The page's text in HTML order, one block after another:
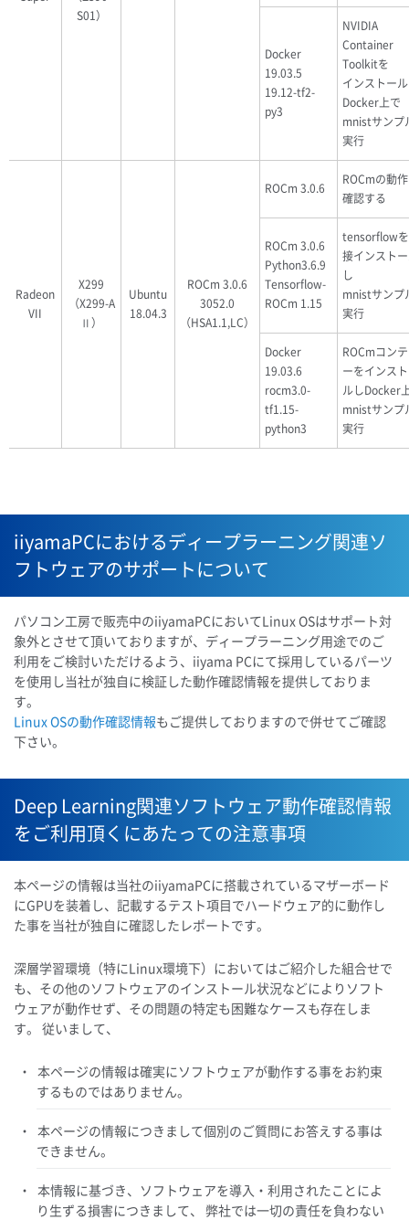
S01）
Docker
19.03.5
19.12-tf2-
py3
NVIDIA
Container
Toolkitを
インストー
Docker上で
mnistサンプ
実行
Radeon
VII
X299
（X299-A
Ⅱ）
Ubuntu
18.04.3
ROCm 3.0.6
3052.0
（HSA1.1,LC）
ROCm 3.0.6
ROCmの動
確認する
ROCm 3.0.6
Python3.6.9
Tensorflow-
ROCm 1.15
tensorflow
接インスト
し
mnistサンプ
実行
Docker
19.03.6
rocm3.0-
tf1.15-
python3
ROCmコン
ーをインス
ルしDocker
mnistサンプ
実行
iiyamaPCにおけるディープラーニング関連ソ
フトウェアのサポートについて
パソコン工房で販売中のiiyamaPCにおいてLinux OSはサポート対
象外とさせて頂いておりますが、ディープラーニング用途でのご
利用をご検討いただけるよう、iiyama PCにて採用しているパーツ
を使用し当社が独自に検証した動作確認情報を提供しておりま
す。
Linux OSの動作確認情報もご提供しておりますので併せてご確認
下さい。
Deep Learning関連ソフトウェア動作確認情報
をご利用頂くにあたっての注意事項
本ページの情報は当社のiiyamaPCに搭載されているマザーボード
にGPUを装着し、記載するテスト項目でハードウェア的に動作し
た事を当社が独自に確認したレポートです。
深層学習環境（特にLinux環境下）においてはご紹介した組合せで
も、その他のソフトウェアのインストール状況などによりソフト
ウェアが動作せず、その問題の特定も困難なケースも存在しま
す。 従いまして、
本ページの情報は確実にソフトウェアが動作する事をお約束
するものではありません。
本ページの情報につきまして個別のご質問にお答えする事は
できません。
本情報に基づき、ソフトウェアを導入・利用されたことによ
り生ずる損害につきまして、 弊社では一切の責任を負わない